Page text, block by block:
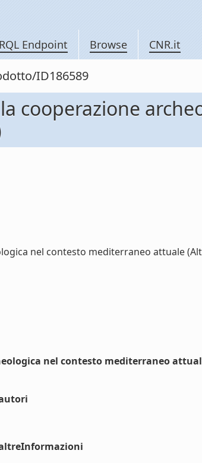
Endpoint Browse CNR.it
ID186589
cooperazione
nel contesto mediterraneo attuale
nel contesto mediterraneo